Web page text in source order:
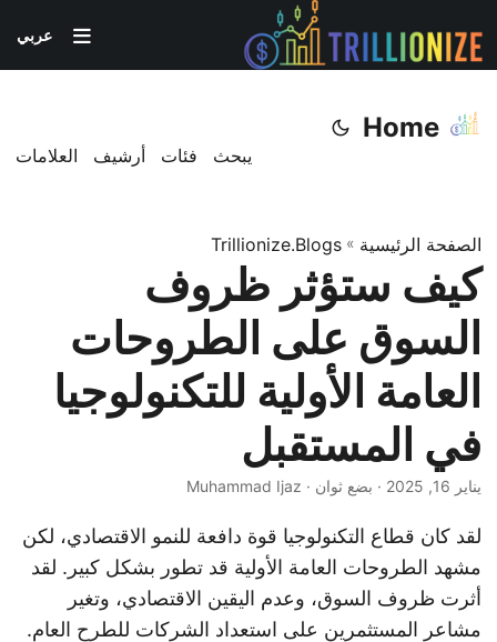
عربي
Home
يبحث فئات أرشيف العلامات
الصفحة الرئيسية »
Trillionize.Blogs
كيف ستؤثر ظروف
السوق على الطروحات
العامة الأولية للتكنولوجيا
في المستقبل
يناير 16, 2025 · بضع ثوان · Muhammad Ijaz
لقد كان قطاع التكنولوجيا قوة دافعة للنمو الاقتصادي، لكن
مشهد الطروحات العامة الأولية قد تطور بشكل كبير. لقد
أثرت ظروف السوق، وعدم اليقين الاقتصادي، وتغير
مشاعر المستثمرين على استعداد الشركات للطرح العام.